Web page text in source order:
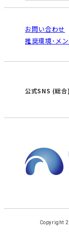
ア
法
ご
オ
南大
高
津
お問い合わせ
推奨環境･メ
公式SNS (総合)
Copyright